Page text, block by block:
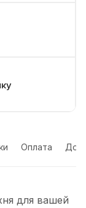
Оплата
для вашей